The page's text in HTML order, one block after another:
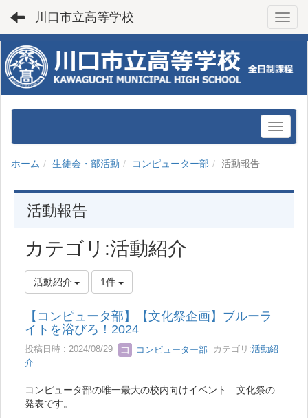
川口市立高等学校
ホーム 生徒会・部活動 コンピューター部 活動報告
活動報告
カテゴリ:活動紹介
活動紹介 1件
【コンピュータ部】【文化祭企画】ブルーラ
イトを浴びろ！2024
投稿日時 : 2024/08/29 コンピューター部 カテゴリ:活動紹
介
コンピュータ部の唯一最大の校内向けイベント 文化祭の
発表です。